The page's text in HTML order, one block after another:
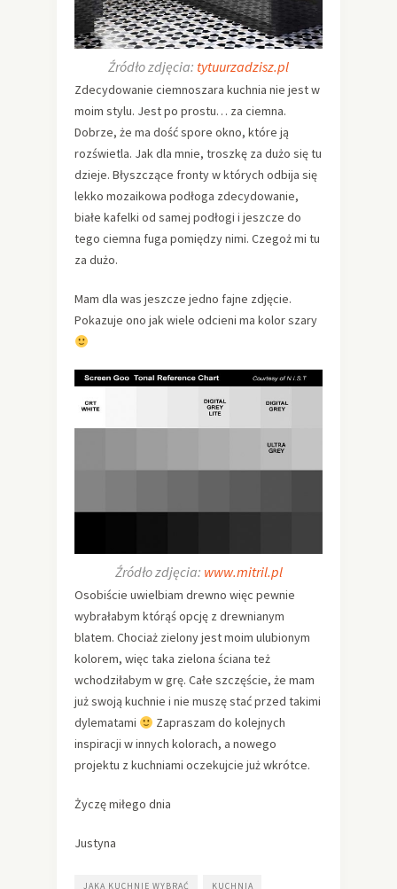
Źródło zdjęcia: tytuurzadzisz.pl
Zdecydowanie ciemnoszara kuchnia nie jest w
moim stylu. Jest po prostu… za ciemna.
Dobrze, że ma dość spore okno, które ją
rozświetla. Jak dla mnie, troszkę za dużo się tu
dzieje. Błyszczące fronty w których odbija się
lekko mozaikowa podłoga zdecydowanie,
białe kafelki od samej podłogi i jeszcze do
tego ciemna fuga pomiędzy nimi. Czegoż mi tu
za dużo.
Mam dla was jeszcze jedno fajne zdjęcie.
Pokazuje ono jak wiele odcieni ma kolor szary
Źródło zdjęcia: www.mitril.pl
Osobiście uwielbiam drewno więc pewnie
wybrałabym którąś opcję z drewnianym
blatem. Chociaż zielony jest moim ulubionym
kolorem, więc taka zielona ściana też
wchodziłabym w grę. Całe szczęście, że mam
już swoją kuchnie i nie muszę stać przed takimi
dylematami
Zapraszam do kolejnych
inspiracji w innych kolorach, a nowego
projektu z kuchniami oczekujcie już wkrótce.
Życzę miłego dnia
Justyna
JAKĄ KUCHNIE WYBRAĆ KUCHNIA